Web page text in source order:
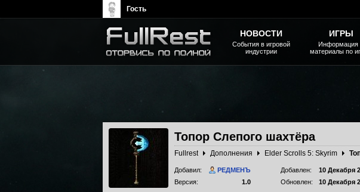
Топор Слепого шахтёра
Fullrest Дополнения Elder Scrolls 5: Skyrim
Добавил:
РЕДМЕНЪ
Версия:
1.0
Добавлен:
10 Декабря
Обновлен:
10 Декабря
НОВОСТИ
События в игровой
индустрии
ИГРЫ
Информация
материалы по
Гость